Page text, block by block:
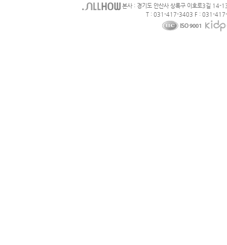
본사 : 경기도 안산사 상록구 이호로3길 14-
T : 031-417-3403 F : 031-